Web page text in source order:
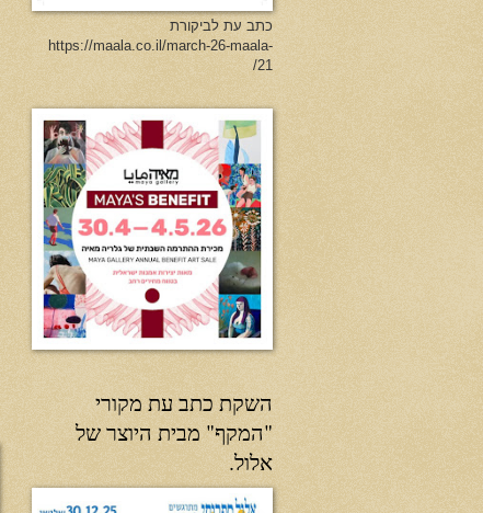
כתב עת לביקורת
https://maala.co.il/march-26-maala-
21/
השקת כתב עת מקורי
"המקף" מבית היוצר של
אלול.